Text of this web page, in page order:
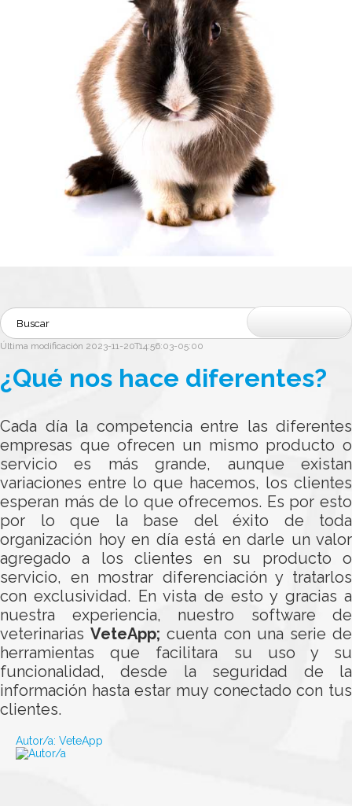
Última modificación 2023-11-20T14:56:03-05:00
¿Qué nos hace diferentes?
Cada día la competencia entre las diferentes
empresas que ofrecen un mismo producto o
servicio es más grande, aunque existan
variaciones entre lo que hacemos, los clientes
esperan más de lo que ofrecemos. Es por esto
por lo que la base del éxito de toda
organización hoy en día está en darle un valor
agregado a los clientes en su producto o
servicio, en mostrar diferenciación y tratarlos
con exclusividad. En vista de esto y gracias a
nuestra experiencia, nuestro software de
veterinariasVeteApp;cuenta con una serie de
herramientas que facilitara su uso y su
funcionalidad, desde la seguridad de la
información hasta estar muy conectado con tus
clientes.
Autor/a: VeteApp